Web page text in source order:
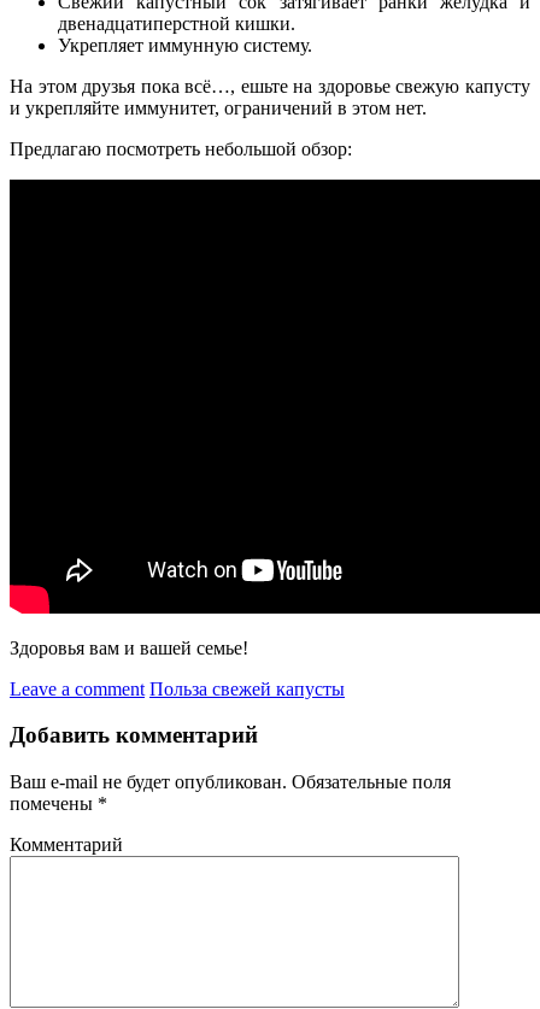
двенадцатиперстной кишки.
Укрепляет иммунную систему.
На этом друзья пока всё…, ешьте на здоровье свежую капусту
и укрепляйте иммунитет, ограничений в этом нет.
Предлагаю посмотреть небольшой обзор:
Здоровья вам и вашей семье!
Leave a comment Польза свежей капусты
Добавить комментарий
Ваш e-mail не будет опубликован. Обязательные поля
помечены *
Комментарий